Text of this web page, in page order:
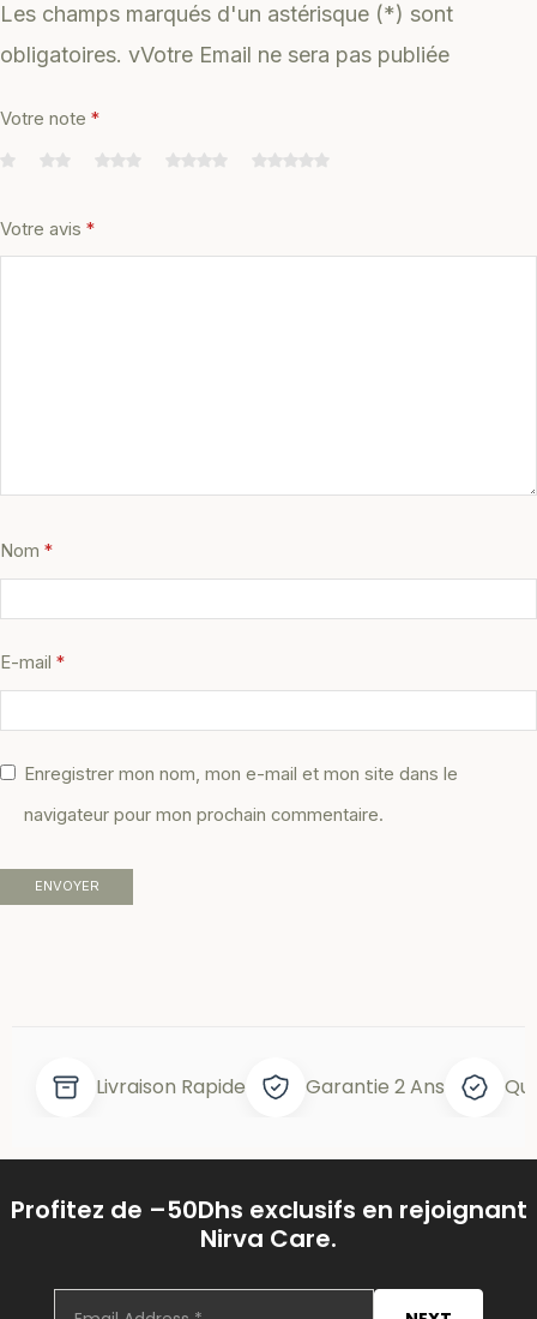
Les champs marqués d'un astérisque (*) sont
obligatoires. vVotre Email ne sera pas publiée
Votre note *
Votre avis *
Nom *
E-mail *
Enregistrer mon nom, mon e-mail et mon site dans le
navigateur pour mon prochain commentaire.
Livraison Rapide Garantie 2 Ans
Profitez de –50Dhs exclusifs en rejoignant
Nirva Care.